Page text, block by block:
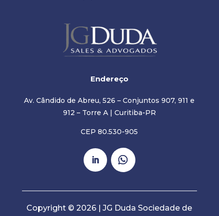
Endereço
Av. Cândido de Abreu, 526 – Conjuntos 907, 911 e
912 – Torre A | Curitiba-PR
CEP 80.530-905
Copyright © 2026 | JG Duda Sociedade de